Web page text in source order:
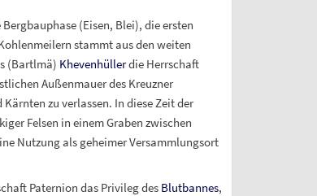
(Eisen, Blei), die ersten
stammt aus den weiten
(Bartlmä) Khevenhüllerdie Herrschaft
Außenmauer des Kreuzner
zu verlassen. In diese Zeit der
Felsen in einem Graben zwischen
Nutzung als geheimer Versammlungsort
Paternion das Privileg des Blutbannes,